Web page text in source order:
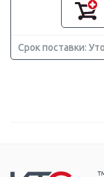
Срок поставки: